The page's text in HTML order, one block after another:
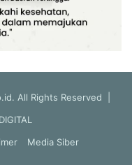
All Rights Reserved |
Media Siber